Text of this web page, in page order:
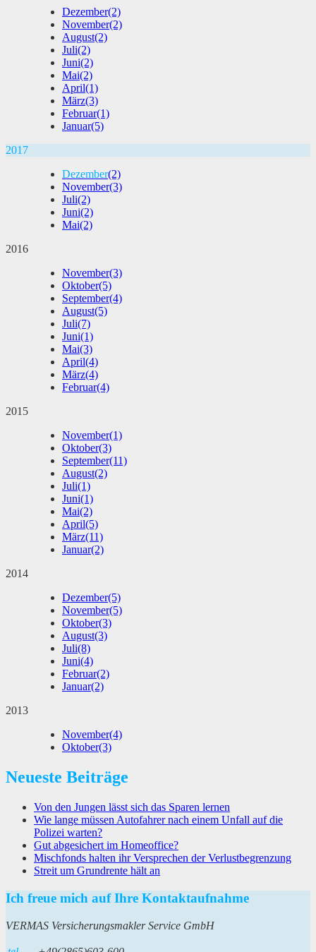
Dezember(2)
November(2)
August(2)
Juli(2)
Juni(2)
Mai(2)
April(1)
März(3)
Februar(1)
Januar(5)
2017
Dezember(2)
November(3)
Juli(2)
Juni(2)
Mai(2)
2016
November(3)
Oktober(5)
September(4)
August(5)
Juli(7)
Juni(1)
Mai(3)
April(4)
März(4)
Februar(4)
2015
November(1)
Oktober(3)
September(11)
August(2)
Juli(1)
Juni(1)
Mai(2)
April(5)
März(11)
Januar(2)
2014
Dezember(5)
November(5)
Oktober(3)
August(3)
Juli(8)
Juni(4)
Februar(2)
Januar(2)
2013
November(4)
Oktober(3)
Neueste Beiträge
Von den Jungen lässt sich das Sparen lernen
Wie lange müssen Autofahrer nach einem Unfall auf die
Polizei warten?
Gut abgesichert im Homeoffice?
Mischfonds halten ihr Versprechen der Verlustbegrenzung
Streit um Grundrente hält an
Ich freue mich auf Ihre Kontaktaufnahme
VERMAS Versicherungsmakler Service GmbH